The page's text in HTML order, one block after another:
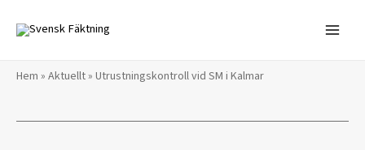
innehåll
Hem » Aktuellt» Utrustningskontroll vid SM i Kalmar